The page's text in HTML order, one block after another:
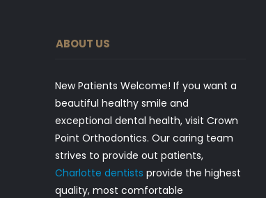
ABOUT US
New Patients Welcome! If you want a
beautiful healthy smile and
exceptional dental health, visit Crown
Point Orthodontics. Our caring team
strives to provide out patients,
Charlotte dentists provide the highest
quality, most comfortable